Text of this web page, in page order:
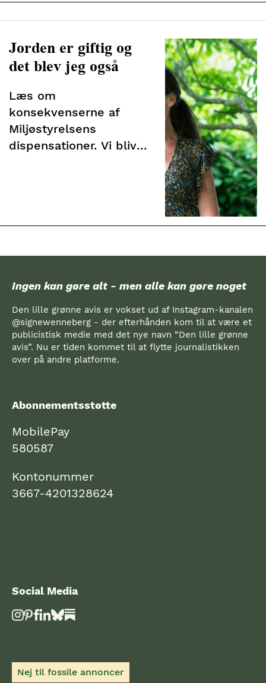
Jorden er giftig og
det blev jeg også
Læs om
konsekvenserne af
Miljøstyrelsens
dispensationer. Vi bliver
Ingen kan gøre alt - men alle kan gøre noget
Den lille grønne avis er vokset ud af Instagram-kanalen
@signewenneberg - der efterhånden kom til at være et
publicistisk medie med det nye navn “Den lille grønne
avis”. Nu er tiden kommet til at flytte journalistikken
over på andre platforme.
Abonnementsstøtte
MobilePay
580587
Kontonummer
3667-4201328624
Social Media
Nej til fossile annoncer